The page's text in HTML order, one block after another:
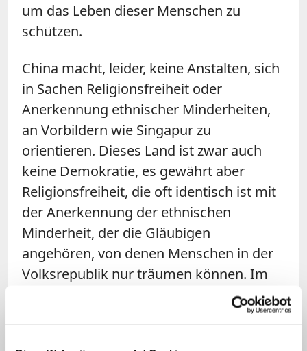
um das Leben dieser Menschen zu
schützen.
China macht, leider, keine Anstalten, sich
in Sachen Religionsfreiheit oder
Anerkennung ethnischer Minderheiten,
an Vorbildern wie Singapur zu
orientieren. Dieses Land ist zwar auch
keine Demokratie, es gewährt aber
Religionsfreiheit, die oft identisch ist mit
der Anerkennung der ethnischen
Minderheit, der die Gläubigen
angehören, von denen Menschen in der
Volksrepublik nur träumen können. Im
heutigen China hingegen ist es nicht nur
verboten, die Bibel online zu bestellen.